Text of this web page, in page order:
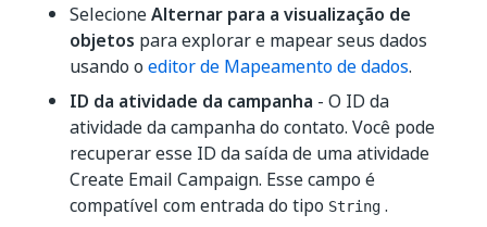
SelecioneAlternar para a visualização de
objetos para explorar e mapear seus dados
usando o editor de Mapeamento de dados.
ID da atividade da campanha - O ID da
atividade da campanha do contato. Você pode
recuperar esse ID da saída de uma atividade
Create Email Campaign. Esse campo é
compatível com entrada do tipo String .